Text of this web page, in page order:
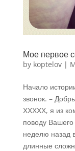
Мое первое
by koptelov|
Начало
звонок. –
ХХХХХ, я из
поводу
неделю назад
длинные